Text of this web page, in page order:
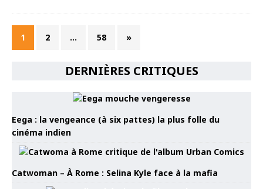
1 2 … 58 »
DERNIÈRES CRITIQUES
Eega : la vengeance (à six pattes) la plus folle du
cinéma indien
Catwoman – À Rome : Selina Kyle face à la mafia